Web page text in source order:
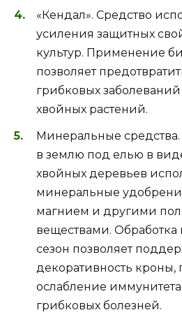
«Кендал». Средство
усиления защитных
культур. Применение
позволяет
грибковых
хвойных растений.
Минеральные
в землю под елью в
хвойных деревьев
минеральные
магнием и другими
веществами. Обработка
сезон позволяет
декоративность кроны,
ослабление
грибковых болезней.